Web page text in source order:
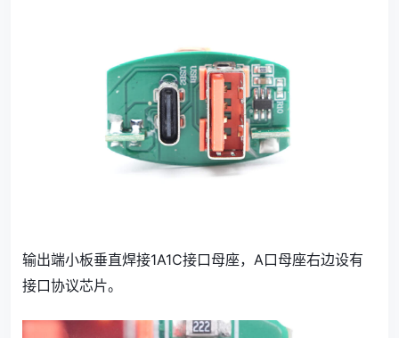
输出端小板垂直焊接1A1C接口母座，A口母座右边设有
接口协议芯片。